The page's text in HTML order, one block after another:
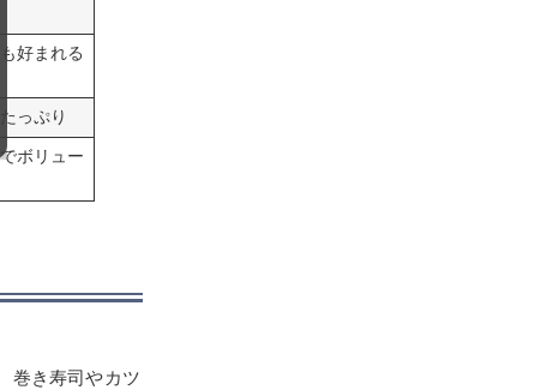
好まれる
っぷり
ボリュー
巻き寿司やカツ